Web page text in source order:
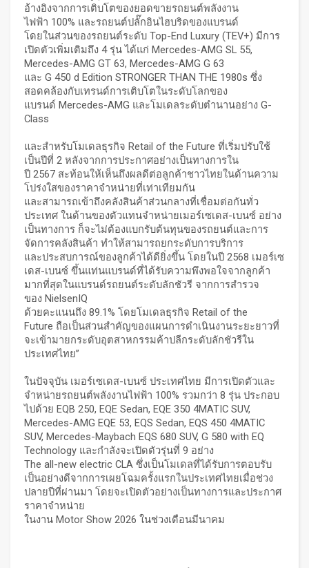
อ้างอิงจากการเติบโตของยอดขายรถยนต์พลังงาน
ไฟฟ้า 100% และรถยนต์ปลั๊กอินไฮบริดของแบรนด์
โดยในส่วนของรถยนต์ระดับ Top-End Luxury (TEV+) มีการ
เปิดตัวเพิ่มเติมถึง 4 รุ่น ได้แก่ Mercedes-AMG SL 55,
Mercedes-AMG GT 63, Mercedes-AMG G 63
และ G 450 d Edition STRONGER THAN THE 1980s ซึ่ง
สอดคล้องกับเทรนด์การเติบโตในระดับโลกของ
แบรนด์ Mercedes-AMG และโมเดลระดับตำนานอย่าง G-
Class
และสำหรับโมเดลธุรกิจ Retail of the Future ที่เริ่มปรับใช้
เป็นปีที่ 2 หลังจากการประกาศอย่างเป็นทางการใน
ปี 2567 สะท้อนให้เห็นถึงผลดีต่อลูกค้าชาวไทยในด้านความ
โปร่งใสของราคาจำหน่ายที่เท่าเทียมกัน
และสามารถเข้าถึงคลังสินค้าส่วนกลางที่เชื่อมต่อกันทั่ว
ประเทศ ในด้านของตัวแทนจำหน่ายเมอร์เซเดส-เบนซ์ อย่าง
เป็นทางการ ก็จะไม่ต้องแบกรับต้นทุนของรถยนต์และการ
จัดการคลังสินค้า ทำให้สามารถยกระดับการบริการ
และประสบการณ์ของลูกค้าได้ดียิ่งขึ้น โดยในปี 2568 เมอร์เซ
เดส-เบนซ์ ขึ้นแท่นแบรนด์ที่ได้รับความพึงพอใจจากลูกค้า
มากที่สุดในแบรนด์รถยนต์ระดับลักชัวรี จากการสำรวจ
ของ NielsenIQ
ด้วยคะแนนถึง 89.1% โดยโมเดลธุรกิจ Retail of the
Future ถือเป็นส่วนสำคัญของแผนการดำเนินงานระยะยาวที่
จะเข้ามายกระดับอุตสาหกรรมค้าปลีกระดับลักชัวรีใน
ประเทศไทย”
ในปัจจุบัน เมอร์เซเดส-เบนซ์ ประเทศไทย มีการเปิดตัวและ
จำหน่ายรถยนต์พลังงานไฟฟ้า 100% รวมกว่า 8 รุ่น ประกอบ
ไปด้วย EQB 250, EQE Sedan, EQE 350 4MATIC SUV,
Mercedes-AMG EQE 53, EQS Sedan, EQS 450 4MATIC
SUV, Mercedes-Maybach EQS 680 SUV, G 580 with EQ
Technology และกำลังจะเปิดตัวรุ่นที่ 9 อย่าง
The all-new electric CLA ซึ่งเป็นโมเดลที่ได้รับการตอบรับ
เป็นอย่างดีจากการเผยโฉมครั้งแรกในประเทศไทยเมื่อช่วง
ปลายปีที่ผ่านมา โดยจะเปิดตัวอย่างเป็นทางการและประกาศ
ราคาจำหน่าย
ในงาน Motor Show 2026 ในช่วงเดือนมีนาคม